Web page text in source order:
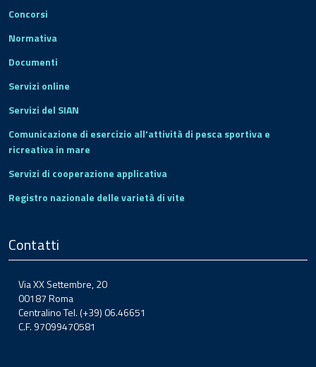
Concorsi
Normativa
Documenti
Servizi online
Servizi del SIAN
Comunicazione di esercizio all'attività di pesca sportiva e
ricreativa in mare
Servizi di cooperazione applicativa
Registro nazionale delle varietà di vite
Contatti
Via XX Settembre, 20
00187 Roma
Centralino Tel. (+39) 06.46651
C.F. 97099470581